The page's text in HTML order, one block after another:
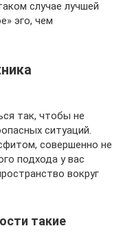
случае лучшей
эго, чем
так, чтобы не
ситуаций.
совершенно не
подхода у вас
вокруг
такие